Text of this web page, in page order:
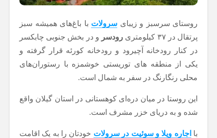
روستای سرسبز و زیبای سرولات با باغ‌های همیشه سبز
پرتقال در ۳۷ کیلومتری
رودسر و در بخش جنوبی چابکسر
در کنار رودخانه آچیرود و رودخانه کورئه قرار گرفته و
یکی از منطقه های توریستی خوشمزه با رستوران‌های
محلی رنگارنگ در سفر به شمال است.
این روستا در میان دره‌ای کوهستانی در استان گیلان واقع
شده و به دریای خزر مشرف است.
با اجاره ویلا و سوئیت در سرولات خودتان را به یک اقامت